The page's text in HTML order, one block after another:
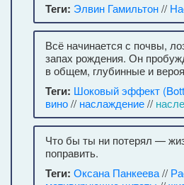
Теги: Элвин Гамильтон//
Всё начинается с почвы,
запах рождения. Он
в общем, глубинные и
Теги: Шоковый эффект
вино// наслаждение//
Что бы ты ни потерял —
поправить.
Теги: Оксана Панкеева//